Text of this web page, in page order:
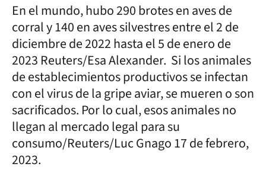
En el mundo, hubo 290 brotes en aves de
corral y 140 en aves silvestres entre el 2 de
diciembre de 2022 hasta el 5 de enero de
2023 Reuters/Esa Alexander. Si los animales
de establecimientos productivos se infectan
con el virus de la gripe aviar, se mueren o son
sacrificados. Por lo cual, esos animales no
llegan al mercado legal para su
consumo/Reuters/Luc Gnago 17 de febrero,
2023.